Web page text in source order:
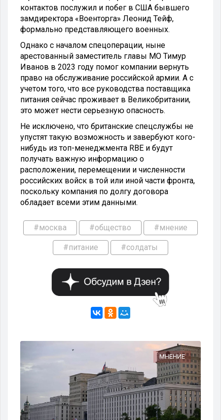
контактов послужил и побег в США бывшего
замдиректора «Военторга» Леонид Тейф,
формально представляющего военных.
Однако с началом спецоперации, ныне
арестованный заместитель главы МО Тимур
Иванов в 2023 году помог компании вернуть
право на обслуживание российской армии. А с
учетом того, что все руководства поставщика
питания сейчас проживает в Великобритании,
это может нести серьезную опасность.
Не исключено, что британские спецслужбы не
упустят такую возможность и завербуют кого-
нибудь из топ-менеджмента RBE и будут
получать важную информацию о
расположении, перемещении и численности
российских войск в той или иной части фронта,
поскольку компания по долгу договора
обладает всеми этим данными.
#москва #общество #мнение
#питание #солдаты
МНЕНИЕ